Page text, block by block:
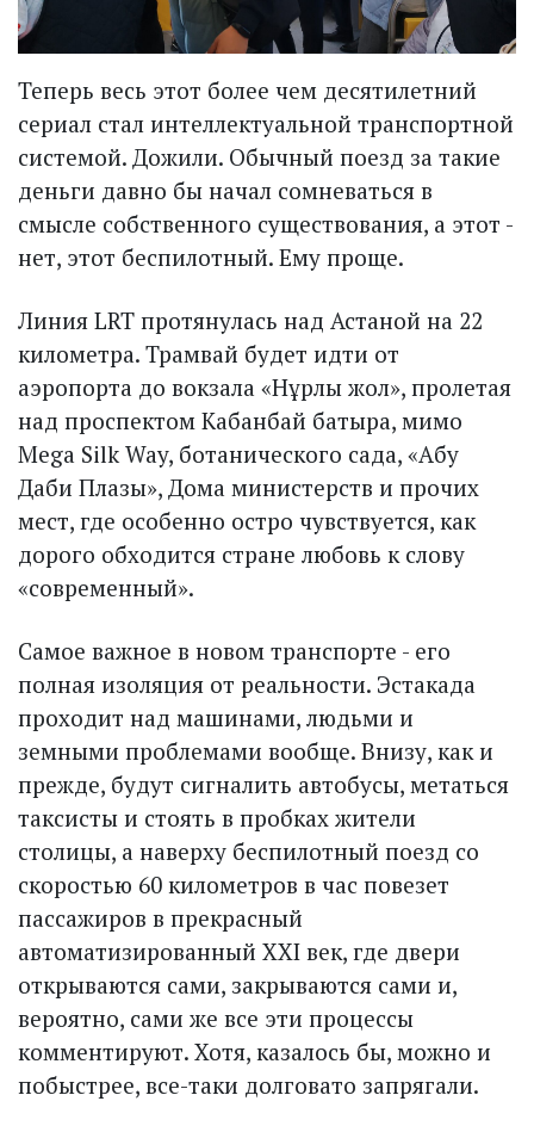
Теперь весь этот более чем десятилетний
сериал стал интеллектуальной транспортной
системой. Дожили. Обычный поезд за такие
деньги давно бы начал сомневаться в
смысле собственного существования, а этот -
нет, этот беспилотный. Ему проще.
Линия LRT протянулась над Астаной на 22
километра. Трамвай будет идти от
аэропорта до вокзала «Нұрлы жол», пролетая
над проспектом Кабанбай батыра, мимо
Mega Silk Way, ботанического сада, «Абу
Даби Плазы», Дома министерств и прочих
мест, где особенно остро чувствуется, как
дорого обходится стране любовь к слову
«современный».
Самое важное в новом транспорте - его
полная изоляция от реальности. Эстакада
проходит над машинами, людьми и
земными проблемами вообще. Внизу, как и
прежде, будут сигналить автобусы, метаться
таксисты и стоять в пробках жители
столицы, а наверху беспилотный поезд со
скоростью 60 километров в час повезет
пассажиров в прекрасный
автоматизированный XXI век, где двери
открываются сами, закрываются сами и,
вероятно, сами же все эти процессы
комментируют. Хотя, казалось бы, можно и
побыстрее, все-таки долговато запрягали.